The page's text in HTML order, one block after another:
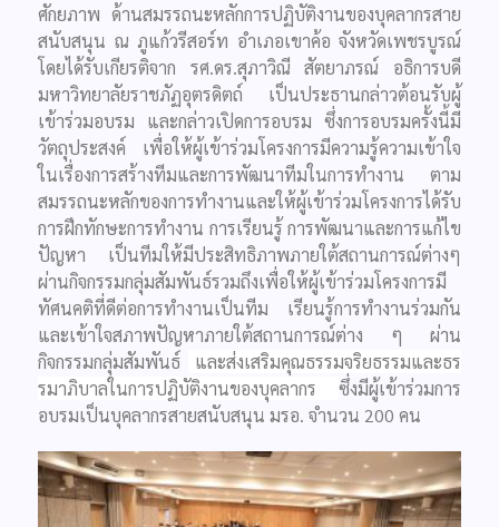
ศักยภาพ ด้านสมรรถนะหลักการปฏิบัติงานของบุคลากรสาย
สนับสนุน ณ ภูแก้วรีสอร์ท อำเภอเขาค้อ จังหวัดเพชรบูรณ์
โดยได้รับเกียรติจาก รศ.ดร.สุภาวิณี สัตยาภรณ์ อธิการบดี
มหาวิทยาลัยราชภัฏอุตรดิตถ์ เป็นประธานกล่าวต้อนรับผู้
เข้าร่วมอบรม และกล่าวเปิดการอบรม ซึ่งการอบรมครั้งนี้มี
วัตถุประสงค์ เพื่อให้ผู้เข้าร่วมโครงการมีความรู้ความเข้าใจ
ในเรื่องการสร้างทีมและการพัฒนาทีมในการทำงาน ตาม
สมรรถนะหลักของการทำงานและให้ผู้เข้าร่วมโครงการได้รับ
การฝึกทักษะการทำงาน การเรียนรู้ การพัฒนาและการแก้ไข
ปัญหา เป็นทีมให้มีประสิทธิภาพภายใต้สถานการณ์ต่างๆ
ผ่านกิจกรรมกลุ่มสัมพันธ์รวมถึงเพื่อให้ผู้เข้าร่วมโครงการมี
ทัศนคติที่ดีต่อการทำงานเป็นทีม เรียนรู้การทำงานร่วมกัน
และเข้าใจสภาพปัญหาภายใต้สถานการณ์ต่าง ๆ ผ่าน
กิจกรรมกลุ่มสัมพันธ์
และส่งเสริมคุณธรรมจริยธรรมและธร
รมาภิบาลในการปฏิบัติงานของบุคลากร ซึ่งมีผู้เข้าร่วมการ
อบรมเป็นบุคลากรสายสนับสนุน มรอ. จำนวน 200 คน